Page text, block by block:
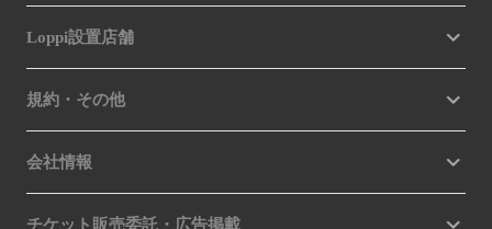
Loppi設置店舗
規約・その他
会社情報
チケット販売委託・広告掲載